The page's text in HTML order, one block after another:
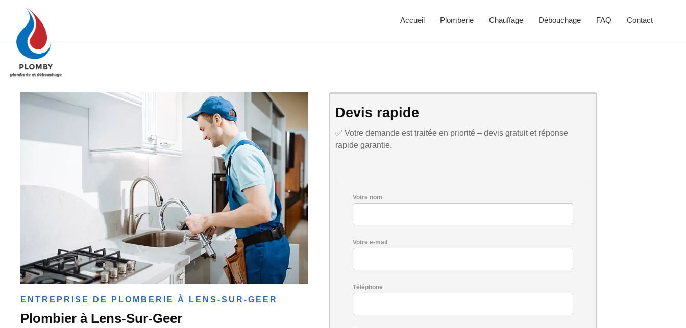
Accueil Plomberie Chauffage Débouchage FAQ Contact
ENTREPRISE DE PLOMBERIE À LENS-SUR-GEER
Plombier à Lens-Sur-Geer
Devis rapide
✅ Votre demande est traitée en priorité – devis gratuit et réponse
rapide garantie.
Votre nom
Votre e-mail
Téléphone